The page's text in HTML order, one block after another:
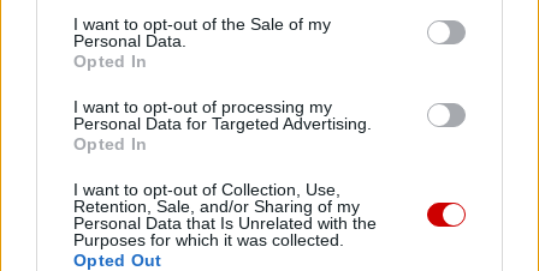
I want to opt-out of the Sale of my
Personal Data.
Opted In
I want to opt-out of processing my
Personal Data for Targeted Advertising.
Opted In
I want to opt-out of Collection, Use,
Retention, Sale, and/or Sharing of my
Personal Data that Is Unrelated with the
Purposes for which it was collected.
Opted Out
Dlatego prosimy Cię o wsparcie portalu eKAI.pl za
pośrednictwem serwisu Patronite.
misję. Więcej informacji znajdziesz
Facebook